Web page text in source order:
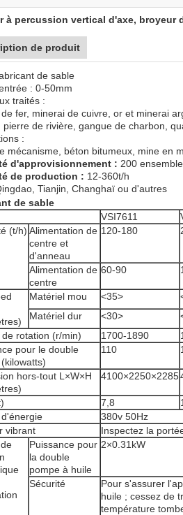
à percussion vertical d'axe, broyeur
de produit
de sable
: 0-50mm
traités :
fer, minerai de cuivre, or et minerai
pierre de rivière, gangue de charbon,
:
mécanisme, béton bitumeux, mine en
d'approvisionnement : 200
de production : 12-360t/h
Tianjin, Changhaï ou d'autres
de sable
VSI7611
(t/h) Alimentation de
centre et
d'anneau
120-180
Alimentation de
centre
60-90
Matériel mou <35>
Matériel dur
<30>
de rotation (r/min)
1700-1890
pour le double
110
hors-tout L×W×H
4100×2250×2285
7,8
380v 50Hz
vibrant
Inspectez la
Puissance pour
la double
pompe à huile
2×0.31kW
Sécurité
Pour s'assurer
huile ; cessez de
température